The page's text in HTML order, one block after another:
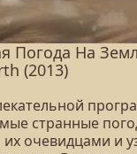
Погода На
(2013)
странные
очевидцами и